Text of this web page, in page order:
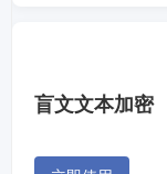
盲文文本加密